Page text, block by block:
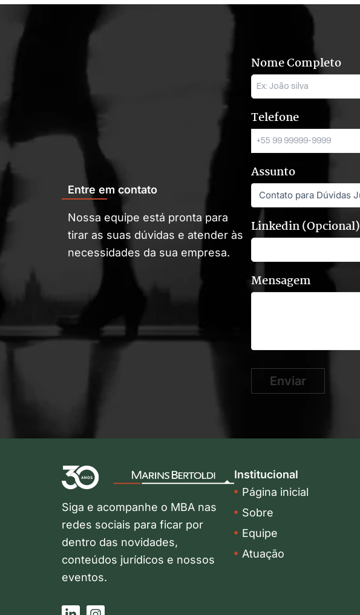
Entre em contato
Nossa equipe está pronta para
tirar as suas dúvidas e atender às
necessidades da sua empresa.
Nome Completo
Telefone
Assunto
Linkedin (Opcional)
Mensagem
Enviar
Siga e acompanhe o MBA nas
redes sociais para ficar por
dentro das novidades,
conteúdos jurídicos e nossos
eventos.
L I
Institucional
Página inicial
Sobre
Equipe
Atuação